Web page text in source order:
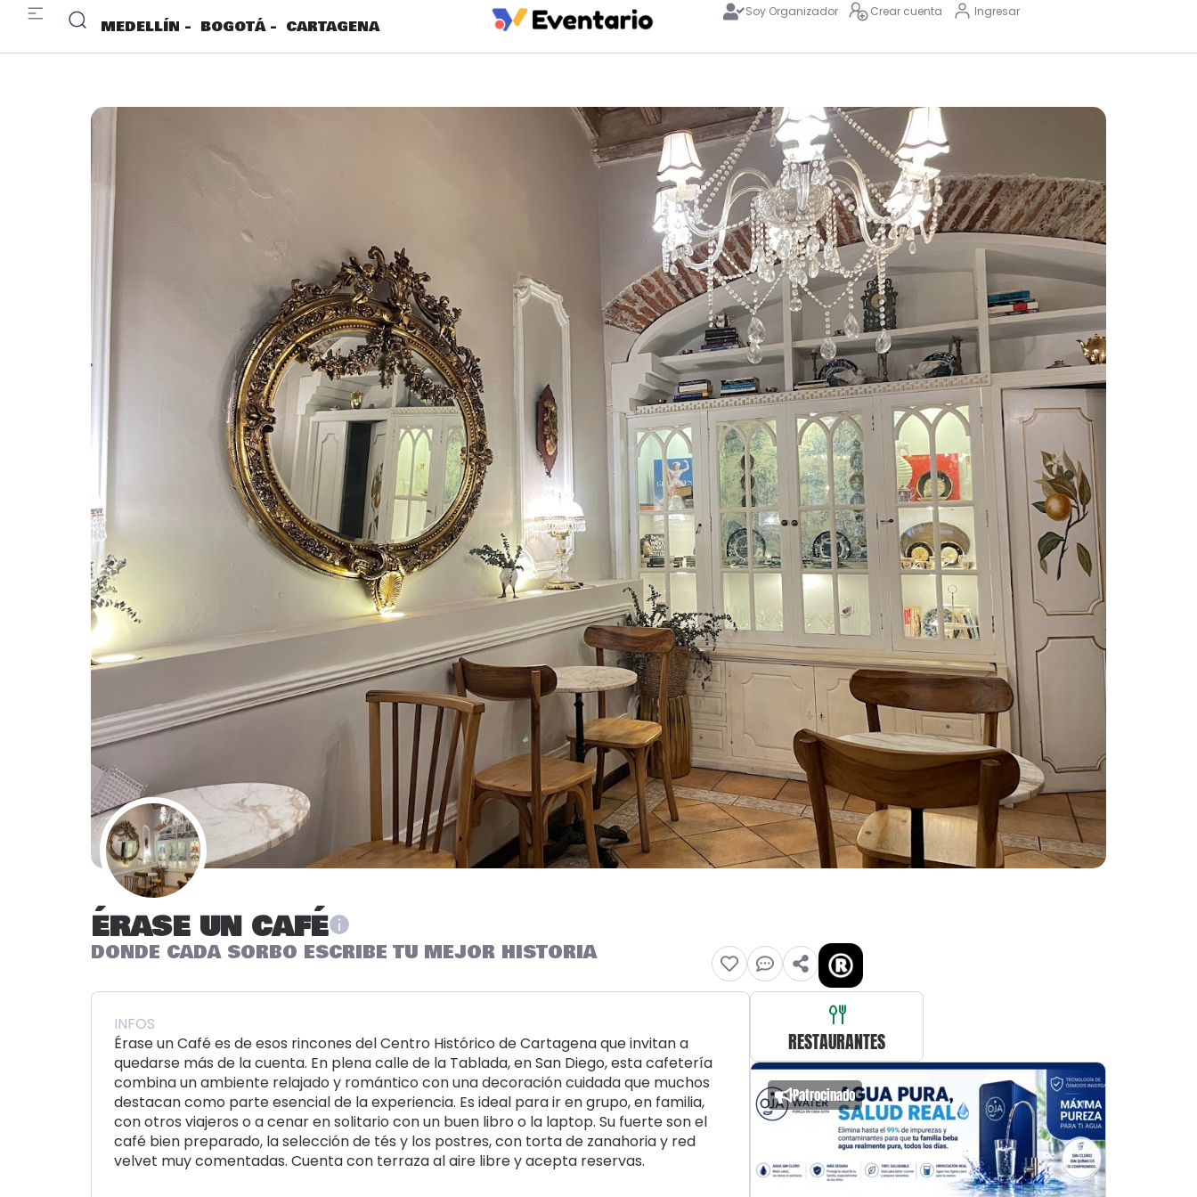
MEDELLÍN - BOGOTÁ - CARTAGENA
Soy Organizador Crear cuenta Ingresar
ÉRASE UN CAFÉ
DONDE CADA SORBO ESCRIBE TU MEJOR HISTORIA
INFOS
Érase un Café es de esos rincones del Centro Histórico de Cartagena que invitan a
quedarse más de la cuenta. En plena calle de la Tablada, en San Diego, esta cafetería
combina un ambiente relajado y romántico con una decoración cuidada que muchos
destacan como parte esencial de la experiencia. Es ideal para ir en grupo, en familia,
con otros viajeros o a cenar en solitario con un buen libro o la laptop. Su fuerte son el
café bien preparado, la selección de tés y los postres, con torta de zanahoria y red
velvet muy comentadas. Cuenta con terraza al aire libre y acepta reservas.
RESTAURANTES
Patrocinado